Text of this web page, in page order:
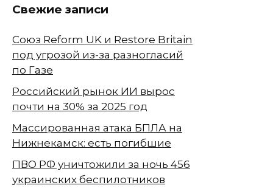
Свежие записи
Союз Reform UK и Restore Britain
под угрозой из-за разногласий
по Газе
Российский рынок ИИ вырос
почти на 30% за 2025 год
Массированная атака БПЛА на
Нижнекамск: есть погибшие
ПВО РФ уничтожили за ночь 456
украинских беспилотников